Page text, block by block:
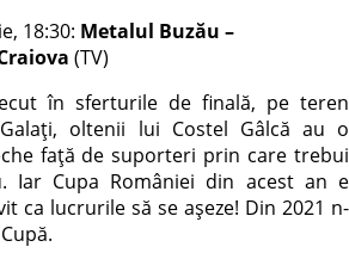
18:30: Metalul Buzău –
(TV)
în sferturile de finală, pe teren
oltenii lui Costel Gâlcă au o
față de suporteri prin care trebui
Iar Cupa României din acest an e
ca lucrurile să se așeze! Din 2021 n-